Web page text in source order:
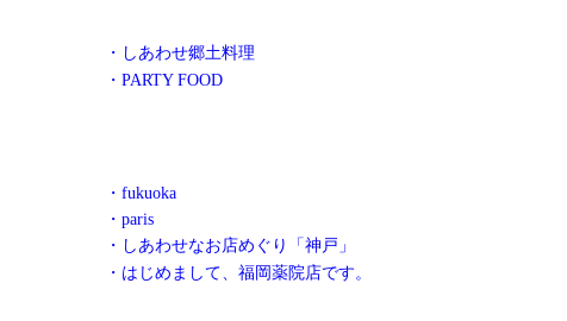
・しあわせ郷土料理
・PARTY FOOD
・fukuoka
・paris
・しあわせなお店めぐり「神戸」
・はじめまして、福岡薬院店です。